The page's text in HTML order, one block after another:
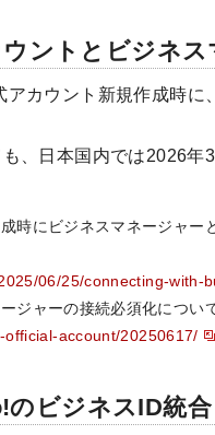
ントとビジネ
カウント新規作成時
、日本国内では2026
時にビジネスマネージャ
06/25/connecting-with-
ジャーの接続必須化につ
account/20250617/
のビジネスID統合